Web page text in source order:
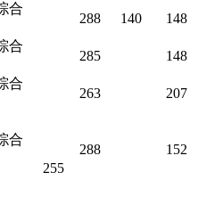
255
140
合
288
148
合
285
148
合
263
207
合
288 152